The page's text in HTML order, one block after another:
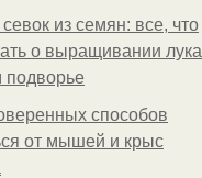
из семян: все, что
о выращивании лука
подворье
способов
от мышей и крыс